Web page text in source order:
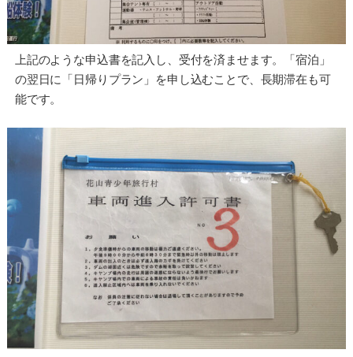
上記のような申込書を記入し、受付を済ませます。「宿泊」
の翌日に「日帰りプラン」を申し込むことで、長期滞在も可
能です。